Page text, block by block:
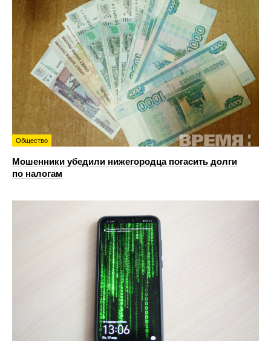
Общество
Мошенники убедили нижегородца погасить долги
по налогам